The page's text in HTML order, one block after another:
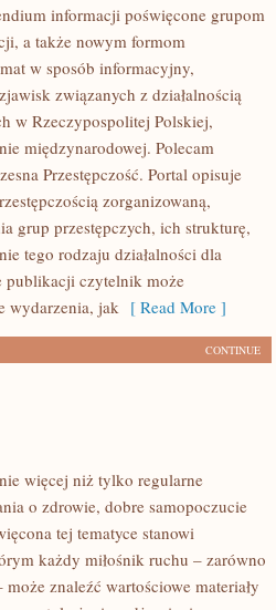
informacji poświęcone grupom
a także nowym formom
w sposób informacyjny,
związanych z działalnością
w Rzeczypospolitej Polskiej,
międzynarodowej. Polecam
Przestępczość. Portal opisuje
zorganizowaną,
grup przestępczych, ich strukturę,
tego rodzaju działalności dla
publikacji czytelnik może
wydarzenia, jak [ Read More ]
CONTINUE
więcej niż tylko regularne
o zdrowie, dobre samopoczucie
tej tematyce stanowi
każdy miłośnik ruchu – zarówno
znaleźć wartościowe materiały